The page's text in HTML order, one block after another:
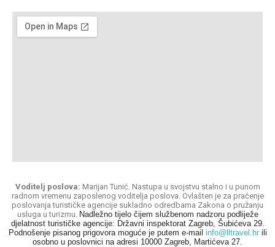
Voditelj poslova: Marijan Tunić. Nastupa u svojstvu stalno i u punom
radnom vremenu zaposlenog voditelja poslova. Ovlašten je za praćenje
poslovanja turističke agencije sukladno odredbama Zakona o pružanju
usluga u turizmu. Nadležno tijelo čijem službenom nadzoru podliježe
djelatnost turističke agencije: Državni inspektorat Zagreb, Šubićeva 29.
Podnošenje pisanog prigovora moguće je putem e-mail info@lltravel.hrili
osobno u poslovnici na adresi 10000 Zagreb, Martićeva 27.